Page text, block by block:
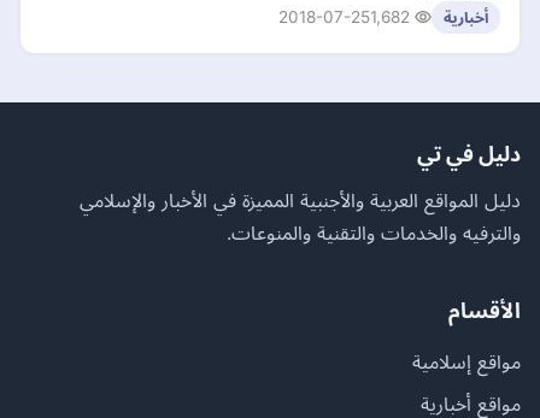
أخبارية 2018-07-25
دليل في تي
دليل المواقع العربية والأجنبية المميزة في الأخبار والإسلامي
والترفيه والخدمات والتقنية والمنوعات.
الأقسام
مواقع إسلامية
مواقع أخبارية